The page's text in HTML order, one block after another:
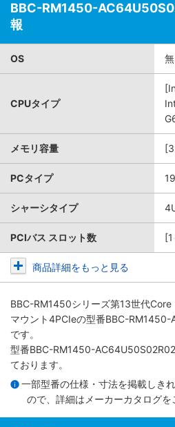
BBC-RM1450-
報
OS 無
CPUタイプ
メモリ容量
PCタイプ
シャーシタイプ
PCIバス スロット数
商品詳細をもっと見る
BBC-RM1450シリーズ第13世代Core
マウント4PCIeの型番BBC-RM1450-
です。
型番BBC-RM1450-
ております。
一部型番の仕様・寸法を掲載しき
ので、詳細は メーカーカタログを